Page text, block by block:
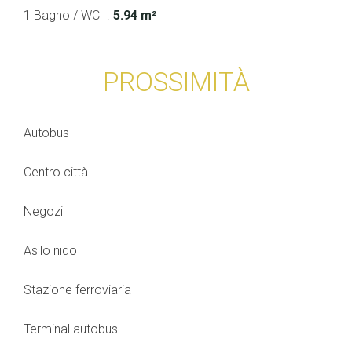
1 Bagno / WC 5.94 m²
PROSSIMITÀ
Autobus
Centro città
Negozi
Asilo nido
Stazione ferroviaria
Terminal autobus